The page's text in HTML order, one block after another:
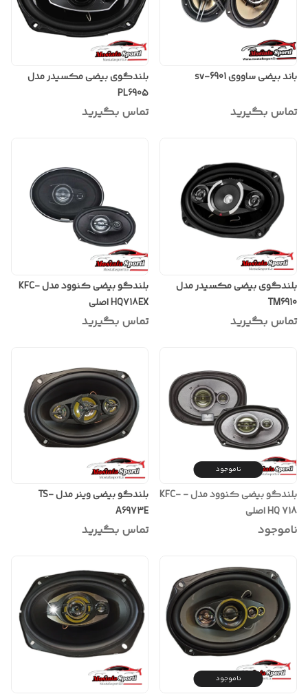
باند بیضی ساووی sv-6901
تماس بگیرید
بلندگوی بیضی مکسیدر مدل
PL6905
تماس بگیرید
بلندگوی بیضی مکسیدر مدل
TM6910
تماس بگیرید
بلندگو بیضی کنوود مدل KFC-
HQ718EX اصلی
تماس بگیرید
ناموجود
بلندگو بیضی کنوود مدل - KFC-
HQ 718 اصلی
ناموجود
بلندگو بیضی وینر مدل TS-
A6973E
تماس بگیرید
ناموجود